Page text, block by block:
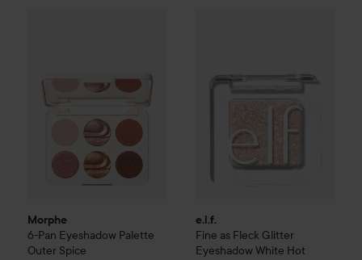
Morphe
6-Pan Eyeshadow Palette
Outer Spice
e.l.f.
Fine as Fleck Glitter
EyeshadowWhite Hot